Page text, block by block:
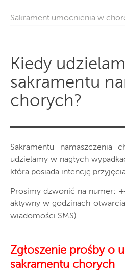
Sakrament umocnienia w
Kiedy
sakramentu
chorych?
Sakramentu namaszczenia
udzielamy w nagłych
która posiada intencję
Prosimy dzwonić na numer:
aktywny w godzinach
wiadomości SMS).
Zgłoszenie prośby o
sakramentu chorych